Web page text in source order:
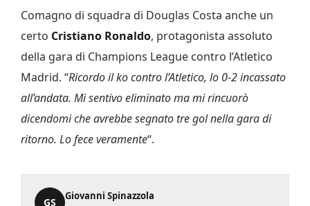
Comagno di squadra di Douglas Costa anche un
certo Cristiano Ronaldo, protagonista assoluto
della gara di Champions League contro l’Atletico
Madrid. “Ricordo il ko contro l’Atletico, lo 0-2 incassato
all’andata. Mi sentivo eliminato ma mi rincuorò
dicendomi che avrebbe segnato tre gol nella gara di
ritorno. Lo fece veramente“.
GS
Giovanni Spinazzola